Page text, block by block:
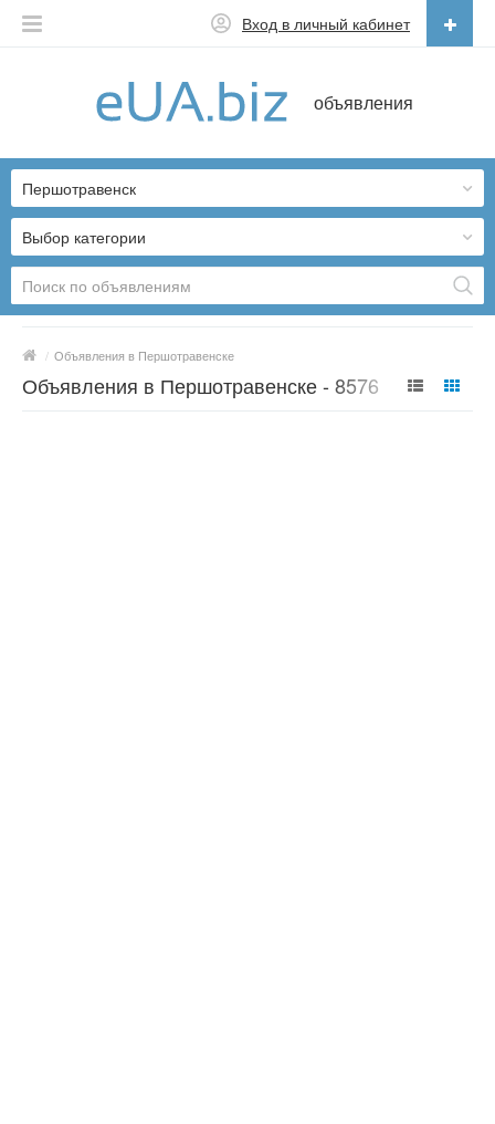
объявления
Вход в личный кабинет
Українська
Выбор категории
Першотравенск
/ Объявления в Першотравенске
Объявления в Першотравенске - 8576